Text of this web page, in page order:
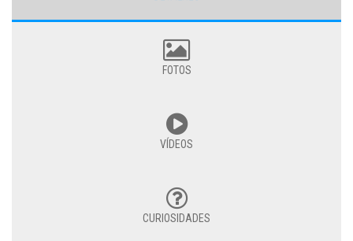
FOTOS
VÍDEOS
CURIOSIDADES